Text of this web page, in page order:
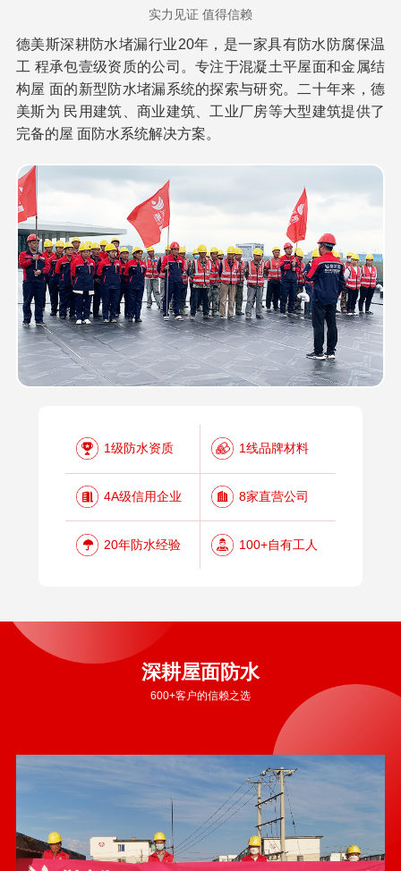
实力见证 值得信赖
德美斯深耕防水堵漏行业20年，是一家具有防水防腐保温
工 程承包壹级资质的公司。专注于混凝土平屋面和金属结
构屋 面的新型防水堵漏系统的探索与研究。二十年来，德
美斯为 民用建筑、商业建筑、工业厂房等大型建筑提供了
完备的屋 面防水系统解决方案。
1级防水资质 1线品牌材料
4A级信用企业 8家直营公司
20年防水经验 100+自有工人
深耕屋面防水
600+客户的信赖之选